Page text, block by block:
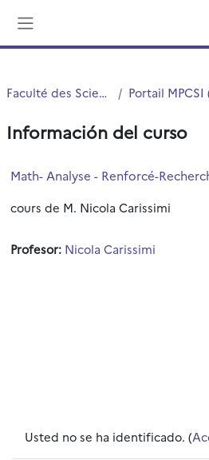
Faculté des Sciences et Technologies (FST)
Información del curso
Math- Analyse - Renforcé-
cours de M. Nicola Carissimi
Profesor: Nicola Carissimi
Usted no se ha identificado. (